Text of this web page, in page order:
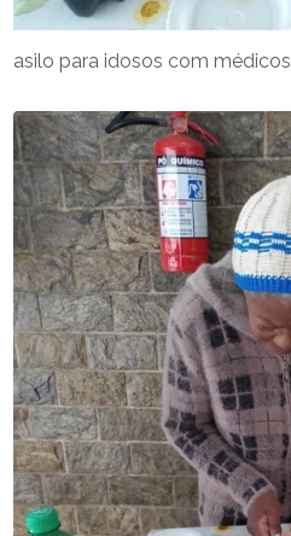
asilo para idosos com médicos